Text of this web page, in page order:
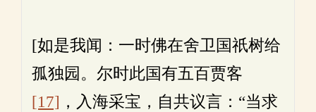
[如是我闻：一时佛在舍卫国祇树给
孤独园。尔时此国有五百贾客
[17] ，入海采宝，自共议言：“当求